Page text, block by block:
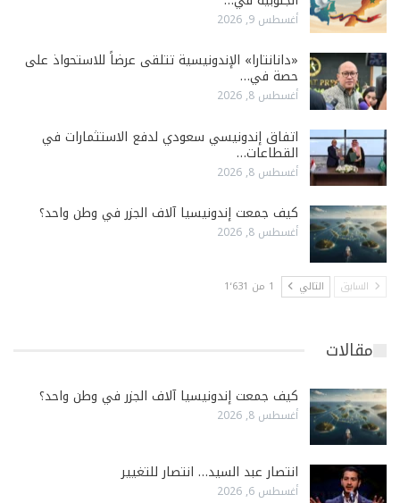
أغسطس 9, 2026
«دانانتارا» الإندونيسية تتلقى عرضاً للاستحواذ على
حصة في…
أغسطس 8, 2026
اتفاق إندونيسي سعودي لدفع الاستثمارات في
القطاعات…
أغسطس 8, 2026
كيف جمعت إندونيسيا آلاف الجزر في وطن واحد؟
أغسطس 8, 2026
السابق التالي 1 من 1٬631
مقالات
كيف جمعت إندونيسيا آلاف الجزر في وطن واحد؟
أغسطس 8, 2026
انتصار عبد السيد… انتصار للتغيير
أغسطس 6, 2026